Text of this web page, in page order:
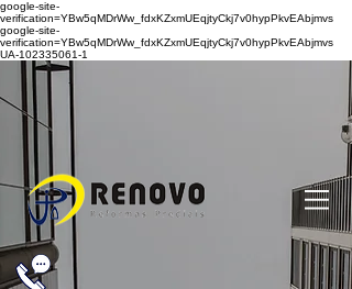
google-site-
verification=YBw5qMDrWw_fdxKZxmUEqjtyCkj7v0hypPkvEAbjmvs
google-site-
verification=YBw5qMDrWw_fdxKZxmUEqjtyCkj7v0hypPkvEAbjmvs
UA-102335061-1